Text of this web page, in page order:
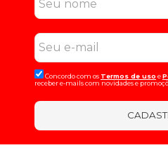
Concordo com os Termos de uso e
receber e-mails com novidades e